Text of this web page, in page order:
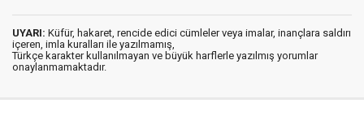
UYARI: Küfür, hakaret, rencide edici cümleler veya imalar, inançlara saldırı
içeren, imla kuralları ile yazılmamış,
Türkçe karakter kullanılmayan ve büyük harflerle yazılmış yorumlar
onaylanmamaktadır.